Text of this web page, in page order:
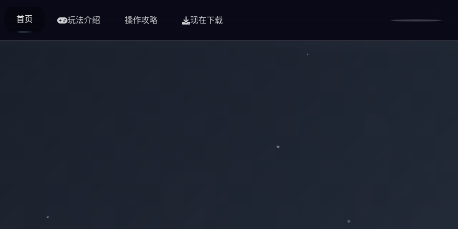
首页 玩法介绍 操作攻略 现在下载